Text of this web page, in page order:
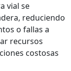
vial se
reduciendo
o fallas a
recursos
costosas